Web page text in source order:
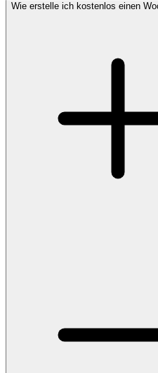
Wie erstelle ich kostenlos einen